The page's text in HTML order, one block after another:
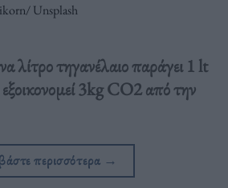
Unsplash
λίτρο τηγανέλαιο παράγει 1 lt
εξοικονομεί 3kg CO2 από την
περισσότερα →